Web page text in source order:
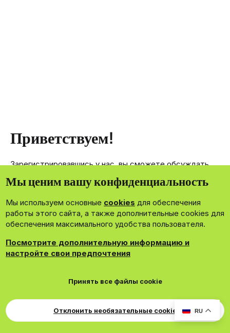
RU
Приветствуем!
Зарегистрировавшись у нас, вы сможете обсуждать,
членам нашего сообщества.
Зарегистрироваться сейчас!
DohTheme
Cookies Russian Обратная связь
Поддержка
Для правообладателей
EN Soundmain
Условия и правила
Политика конфиденциальности
Мы ценим вашу конфиденциальность
Мы используем основные cookies для обеспечения
работы этого сайта, а также дополнительные cookies для
обеспечения максимального удобства пользователя.
Посмотрите дополнительную информацию и
настройте свои предпочтения
Принять все файлы cookie
Отклонить необязательные cookie